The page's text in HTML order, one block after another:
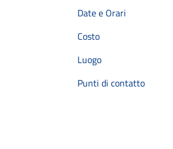
Date e Orari
Costo
Luogo
Punti di contatto